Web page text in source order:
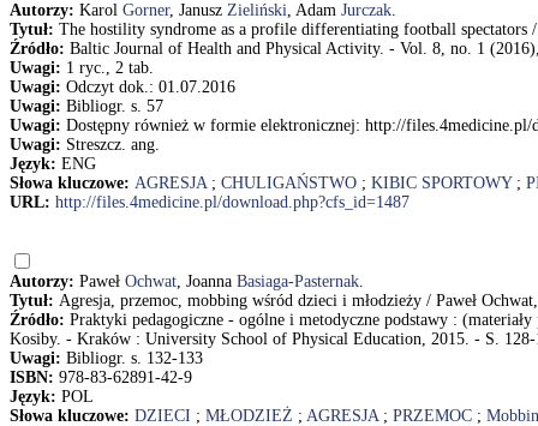
Autorzy: Karol Gorner, Janusz Zieliński, Adam Jurczak.
Tytuł: The hostility syndrome as a profile differentiating football spectators
Źródło: Baltic Journal of Health and Physical Activity. - Vol. 8, no. 1
Uwagi: 1 ryc., 2 tab.
Uwagi: Odczyt dok.: 01.07.2016
Uwagi: Bibliogr. s. 57
Uwagi: Dostępny również w formie elektronicznej: http://files.4medicine.pl/
Uwagi: Streszcz. ang.
Język: ENG
Słowa kluczowe: AGRESJA; CHULIGAŃSTWO ; KIBIC SPORTOWY;
URL: http://files.4medicine.pl/download.php?cfs_id=1487
Autorzy: Paweł Ochwat, Joanna Basiaga-Pasternak.
Tytuł: Agresja, przemoc, mobbing wśród dzieci i młodzieży / Paweł Ochwat,
Źródło: Praktyki pedagogiczne - ogólne i metodyczne podstawy :
Kosiby. - Kraków : University School of Physical Education, 2015. - S. 128-
Uwagi: Bibliogr. s. 132-133
ISBN: 978-83-62891-42-9
Język: POL
Słowa kluczowe: DZIECI ; MŁODZIEŻ ; AGRESJA; PRZEMOC ;